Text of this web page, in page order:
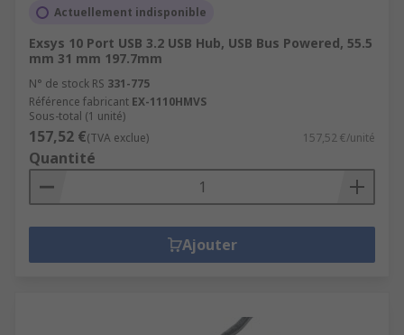
Actuellement indisponible
Exsys 10 Port USB 3.2 USB Hub, USB Bus Powered, 55.5
mm 31 mm 197.7mm
N° de stock RS 331-775
Référence fabricant EX-1110HMVS
Sous-total (1 unité)
157,52 €(TVA exclue) 157,52 €/unité
Quantité
Ajouter